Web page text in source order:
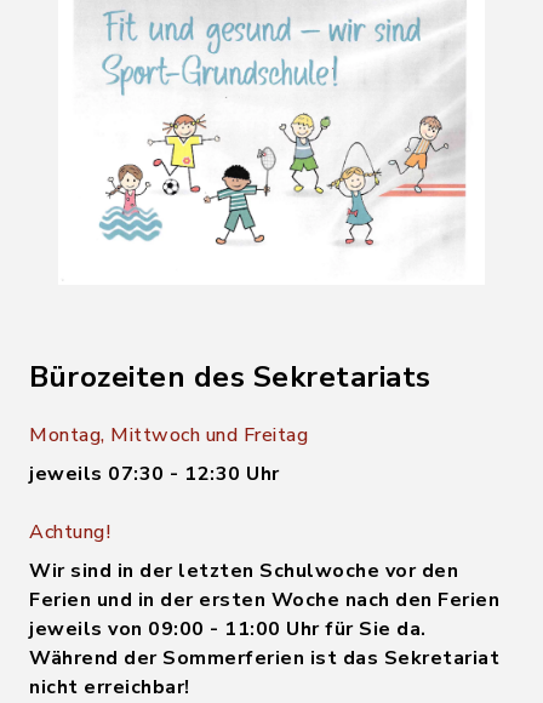
Bürozeiten des Sekretariats
Montag, Mittwoch und Freitag
jeweils 07:30 - 12:30 Uhr
Achtung!
Wir sind in der letzten Schulwoche vor den
Ferien und in der ersten Woche nach den Ferien
jeweils von 09:00 - 11:00 Uhr für Sie da.
Während der Sommerferien ist das Sekretariat
nicht erreichbar!